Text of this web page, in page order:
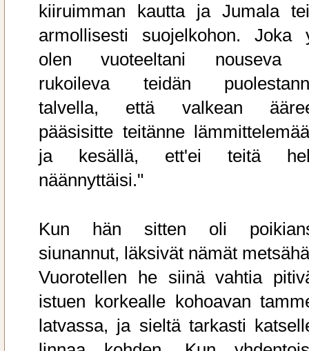
kiiruimman kautta ja Jumala
armollisesti suojelkohon. Joka
olen vuoteeltani nouseva
rukoileva teidän
talvella, että valkean
pääsisitte teitänne
ja kesällä, ett'ei teitä
näännyttäisi."
Kun hän sitten oli
siunannut, läksivät nämät
Vuorotellen he siinä vahtia
istuen korkealle kohoavan
latvassa, ja sieltä tarkasti